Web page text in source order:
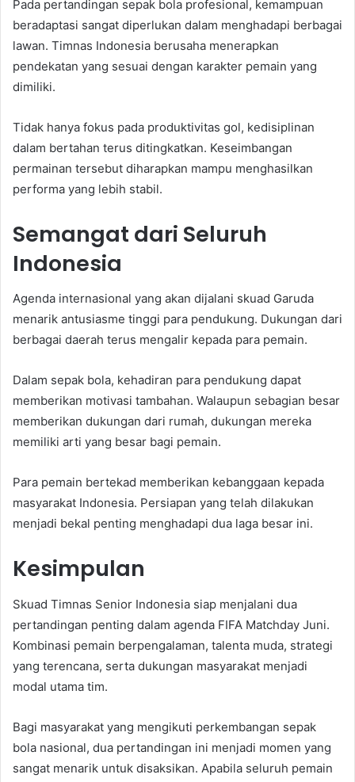
Pada pertandingan sepak bola profesional, kemampuan
beradaptasi sangat diperlukan dalam menghadapi berbagai
lawan. Timnas Indonesia berusaha menerapkan
pendekatan yang sesuai dengan karakter pemain yang
dimiliki.
Tidak hanya fokus pada produktivitas gol, kedisiplinan
dalam bertahan terus ditingkatkan. Keseimbangan
permainan tersebut diharapkan mampu menghasilkan
performa yang lebih stabil.
Semangat dari Seluruh
Indonesia
Agenda internasional yang akan dijalani skuad Garuda
menarik antusiasme tinggi para pendukung. Dukungan dari
berbagai daerah terus mengalir kepada para pemain.
Dalam sepak bola, kehadiran para pendukung dapat
memberikan motivasi tambahan. Walaupun sebagian besar
memberikan dukungan dari rumah, dukungan mereka
memiliki arti yang besar bagi pemain.
Para pemain bertekad memberikan kebanggaan kepada
masyarakat Indonesia. Persiapan yang telah dilakukan
menjadi bekal penting menghadapi dua laga besar ini.
Kesimpulan
Skuad Timnas Senior Indonesia siap menjalani dua
pertandingan penting dalam agenda FIFA Matchday Juni.
Kombinasi pemain berpengalaman, talenta muda, strategi
yang terencana, serta dukungan masyarakat menjadi
modal utama tim.
Bagi masyarakat yang mengikuti perkembangan sepak
bola nasional, dua pertandingan ini menjadi momen yang
sangat menarik untuk disaksikan. Apabila seluruh pemain